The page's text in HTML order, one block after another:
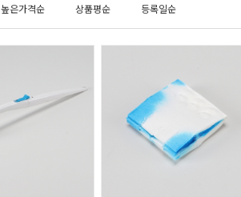
높은가격순 상품평순 등록일순